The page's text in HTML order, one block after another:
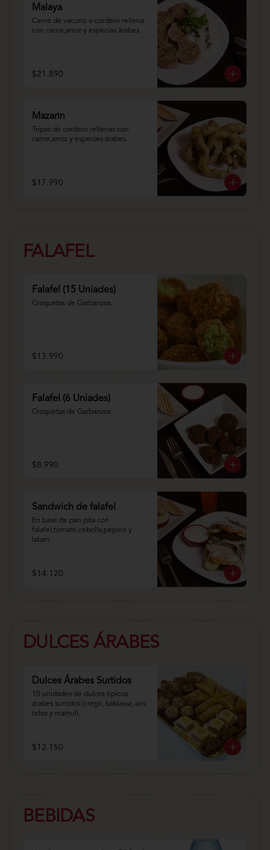
Malaya
Carne de vacuno o cordero rellena
con carne,arroz y especias árabes.
$21.890
Mazarin
Tripas de cordero rellenas con
carne,arroz y especies árabes.
$17.990
FALAFEL
Falafel (15 Uniades)
Croquetas de Garbanzos.
$13.990
Falafel (6 Uniades)
Croquetas de Garbanzos.
$8.990
Sandwich de falafel
En base de pan pita con
falafel,tomate,cebolla,pepino y
laban.
$14.120
DULCES ÁRABES
Dulces Árabes Surtidos
10 unidades de dulces típicos
árabes surtidos (cregli, baklawa, aris
telos y mamul).
$12.150
BEBIDAS